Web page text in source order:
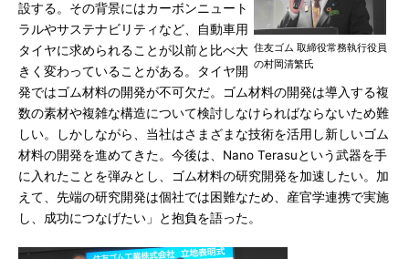
住友ゴム 取締役常務執行役員
の村岡清繁氏
設する。その背景にはカーボンニュート
ラルやサステナビリティなど、自動車用
タイヤに求められることが以前と比べ大
きく変わっていることがある。タイヤ開
発ではゴム材料の開発が不可欠だ。ゴム材料の開発は導入する複
数の素材や複雑な構造について検討しなけらればならないため難
しい。しかしながら、当社はさまざまな技術を活用し新しいゴム
材料の開発を進めてきた。今後は、Nano Terasuという武器を手
に入れたことを弾みとし、ゴム材料の研究開発を加速したい。加
えて、先端の研究開発は個社では困難なため、産官学連携で実施
し、成功につなげたい」と抱負を語った。